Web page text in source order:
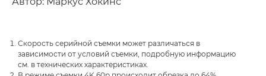
Скорость серийной съемки может различаться в
зависимости от условий съемки, подробную информацию
см. в технических характеристиках.